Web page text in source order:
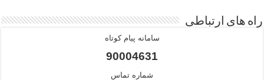
راه های ارتباطی
سامانه پیام کوتاه
90004631
شماره تماس